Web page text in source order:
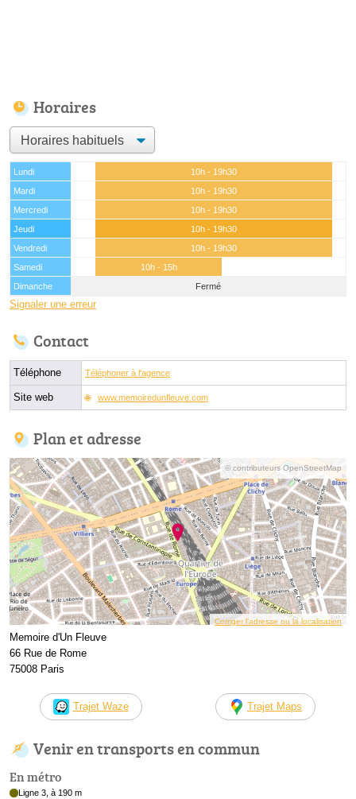
Horaires
Lundi
10h - 19h30
Mardi
10h - 19h30
Mercredi
10h - 19h30
Jeudi
10h - 19h30
Vendredi
10h - 19h30
Samedi
10h - 15h
Dimanche
Fermé
Signaler une erreur
Contact
Téléphone Téléphoner à l'agence
Site web www.memoiredunfleuve.com
Plan et adresse
© contributeurs OpenStreetMap
Corriger l’adresse ou la localisation
Memoire d'Un Fleuve
66 Rue de Rome
75008 Paris
Trajet Waze Trajet Maps
Venir en transports en commun
En métro
Ligne 3, à 190 m